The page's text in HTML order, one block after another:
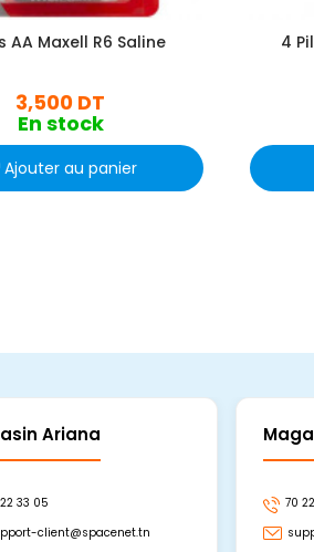
AA Maxell R6 Saline
3,500 DT
En stock
Ajouter au panier
4
Ariana
33 05
client@spacenet.tn
70